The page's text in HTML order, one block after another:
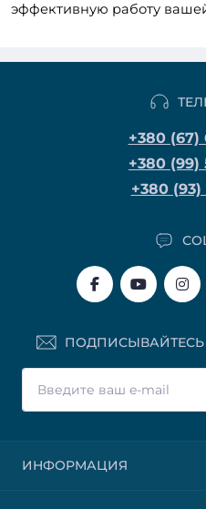
эффективную работу
+380 (67)
+380 (99)
+380 (93)
ИНФОРМАЦИЯ